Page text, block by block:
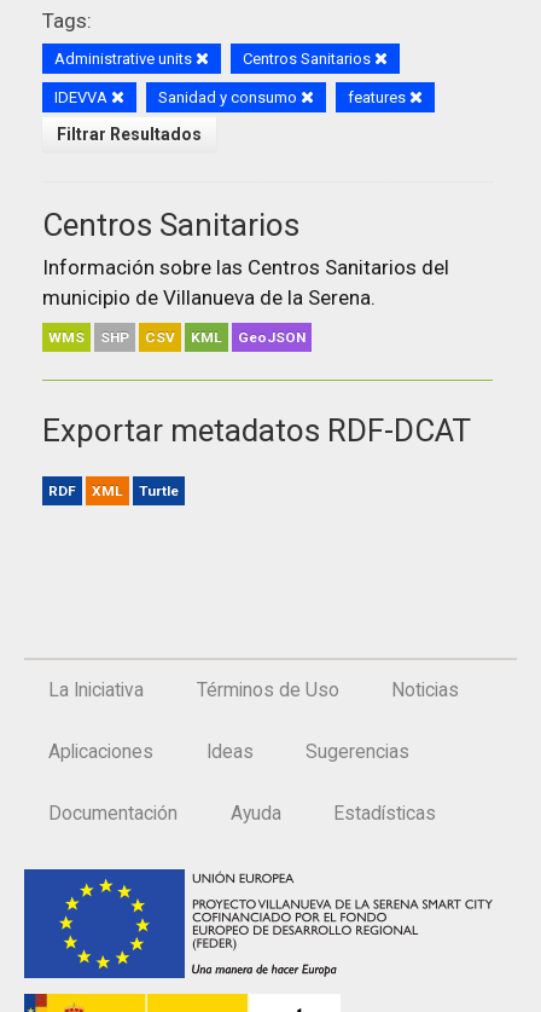
Tags:
Administrative units Centros Sanitarios
IDEVVA Sanidad y consumo features
Filtrar Resultados
Centros Sanitarios
Información sobre las Centros Sanitarios del
municipio de Villanueva de la Serena.
WMS SHP CSV KML GeoJSON
Exportar metadatos RDF-DCAT
RDF XML Turtle
La Iniciativa Términos de Uso Noticias
Aplicaciones Ideas Sugerencias
Documentación Ayuda Estadísticas